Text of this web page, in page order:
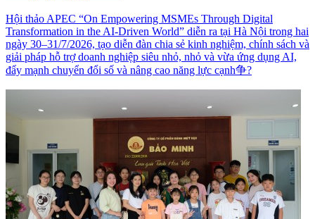
Hội thảo APEC “On Empowering MSMEs Through Digital
Transformation in the AI-Driven World” diễn ra tại Hà Nội trong hai
ngày 30–31/7/2026, tạo diễn đàn chia sẻ kinh nghiệm, chính sách và
giải pháp hỗ trợ doanh nghiệp siêu nhỏ, nhỏ và vừa ứng dụng AI,
đẩy mạnh chuyển đổi số và nâng cao năng lực cạnh争?